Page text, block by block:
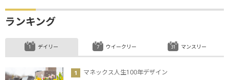
ランキング
デイリー
マネックス人生100年デザイン
ウイークリー マンスリー